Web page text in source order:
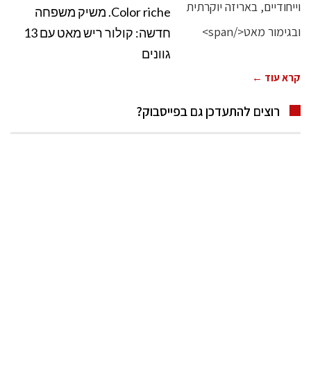
Color riche. משיק משפחה
חדשה: קולור ריש מאט עם 13
גוונים
קרא עוד ←
רוצים להתעדכן גם בפייסבוק?